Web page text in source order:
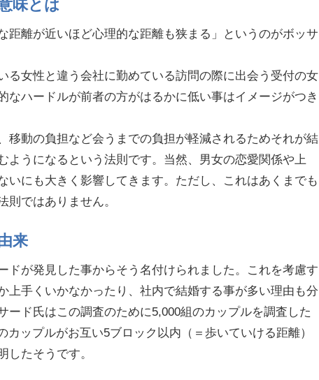
味とは
距離が近いほど心理的な距離も狭まる」というのがボッサ
る女性と違う会社に勤めている訪問の際に出会う受付の女
なハードルが前者の方がはるかに低い事はイメージがつき
移動の負担など会うまでの負担が軽減されるためそれが結
ようになるという法則です。当然、男女の恋愛関係や上
いにも大きく影響してきます。ただし、これはあくまでも
則ではありません。
来
ドが発見した事からそう名付けられました。これを考慮す
上手くいかなかったり、社内で結婚する事が多い理由も分
ード氏はこの調査のために5,000組のカップルを調査した
カップルがお互い5ブロック以内（＝歩いていける距離）
したそうです。